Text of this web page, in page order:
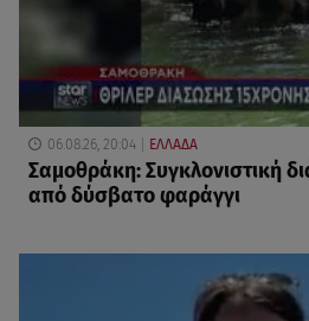
06.08.26, 20:04 ΕΛΛΑΔΑ
Σαμοθράκη: Συγκλονιστική
από δύσβατο φαράγγι